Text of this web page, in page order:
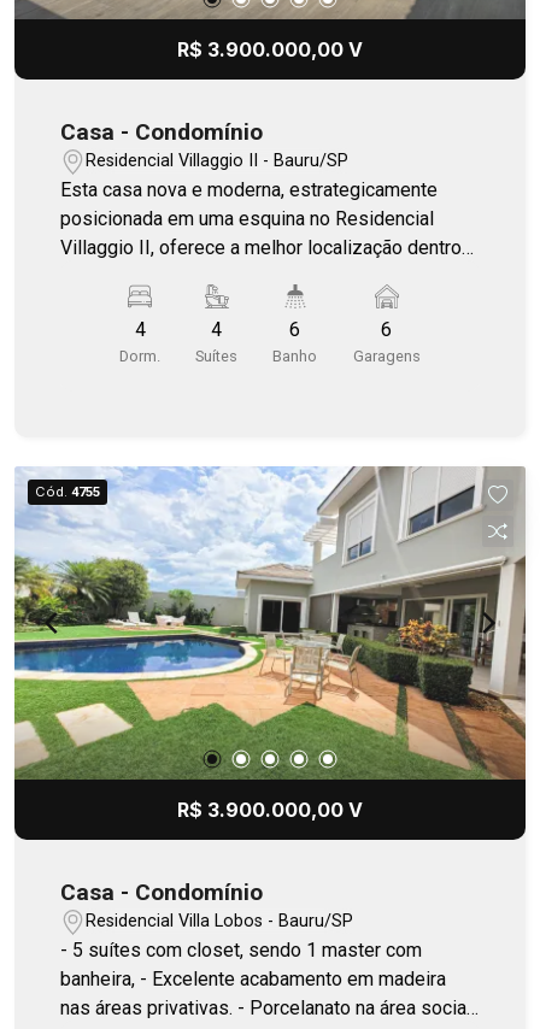
R$ 3.900.000,00 V
Casa - Condomínio
Residencial Villaggio II - Bauru/SP
Esta casa nova e moderna, estrategicamente
posicionada em uma esquina no Residencial
Villaggio II, oferece a melhor localização dentro
no piso superior, todas completas em armários
Kitchens, além de um escritório e lavabo, esta
residência proporciona um amplo espaço na
eletrodomésticos de alta qualidade da marca
CrissAir, líder de mercado em qualidade e
requinte, incluindo forno, micro-ondas e cooktop.
O espaço gourmet é ideal para receber familiares
e amigos, enquanto a piscina aquecida oferece
momentos relaxantes durante todo o ano. Além
disso, este imóvel conta com um sistema de
energia fotovoltaica, agregando eficiência
energética e sustentabilidade. Esta é uma
oportunidade imperdível de adquirir um imóvel
incrível, pronto para morar na região mais
procurada de Bauru. Com um valor atrativo
considerando tudo o que oferece, não deixe esta
visita e entre em contato para mais informações!
4
Dorm.
4
Suítes
6
Banho
6
Garagens
Cód. 4755
R$ 3.900.000,00 V
Casa - Condomínio
Residencial Villa Lobos - Bauru/SP
- 5 suítes com closet, sendo 1 master com
banheira, - Excelente acabamento em madeira
nas áreas privativas. - Porcelanato na área social,